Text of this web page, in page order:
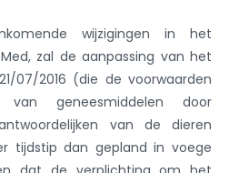
wijzigingen in het
zal de aanpassing van het
07/2016 (die de voorwaarden
geneesmiddelen door
van de dieren
tijdstip dan gepland in voege